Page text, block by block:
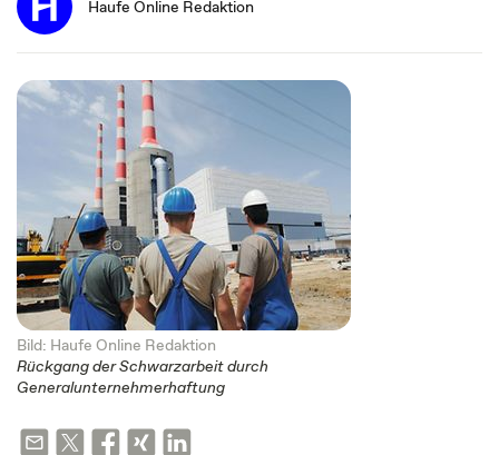
Haufe Online Redaktion
Bild: Haufe Online Redaktion
Rückgang der Schwarzarbeit durch
Generalunternehmerhaftung